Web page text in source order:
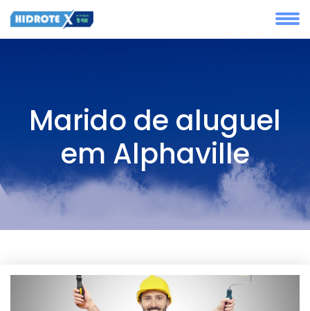
Marido de aluguel
em Alphaville